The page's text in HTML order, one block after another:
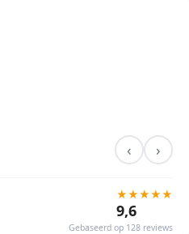
‹ ›
★★★★★
9,6
Gebaseerd op 128 reviews